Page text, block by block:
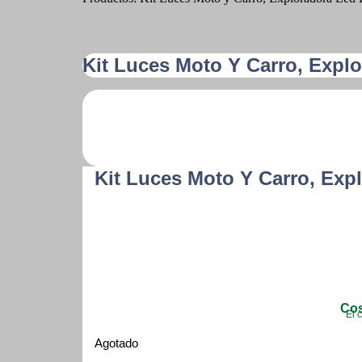
Kit Luces Moto Y Carro,
Kit Luces Moto Y Carro,
El
Agotado